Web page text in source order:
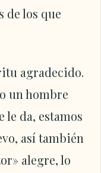
de los que
agradecido.
un hombre
da, estamos
así también
alegre, lo